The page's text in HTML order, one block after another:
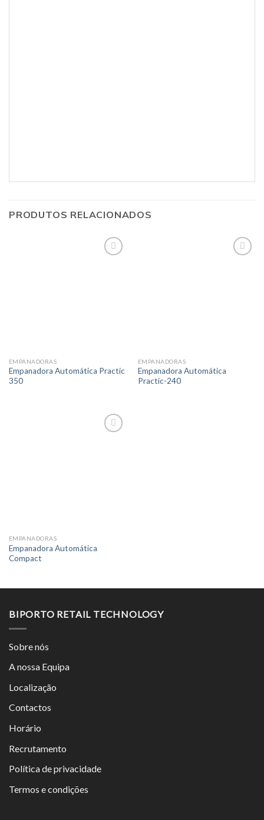
PRODUTOS RELACIONADOS
EMPANADORAS
Empanadora Automática Practic
350
EMPANADORAS
Empanadora Automática
Practic-240
EMPANADORAS
Empanadora Automática
Compact
BIPORTO RETAIL TECHNOLOGY
Sobre nós
A nossa Equipa
Localização
Contactos
Horário
Recrutamento
Política de privacidade
Termos e condições